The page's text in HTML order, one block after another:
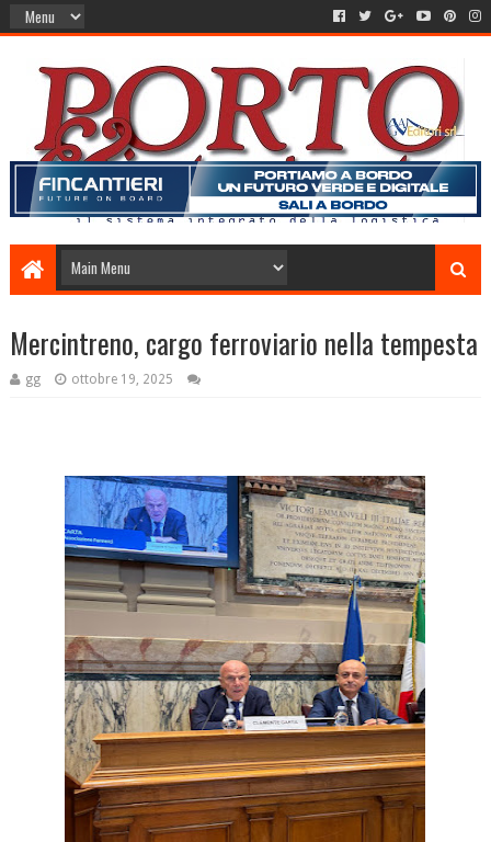
Mercintreno, cargo ferroviario nella tempesta
gg ottobre 19, 2025